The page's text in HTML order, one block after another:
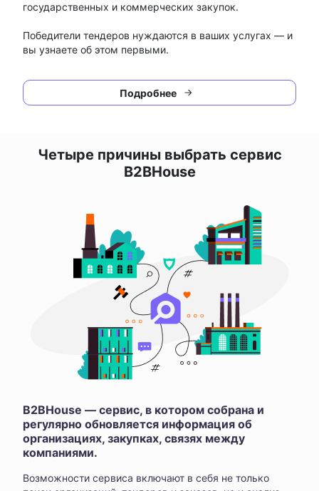
государственных и коммерческих закупок.
Победители тендеров нуждаются в ваших услугах — и
вы узнаете об этом первыми.
Подробнее
Четыре причины выбрать сервис
B2BHouse
B2BHouse — сервис, в котором собрана и
регулярно обновляется информация об
организациях, закупках, связях между
компаниями.
Возможности сервиса включают в себя не только